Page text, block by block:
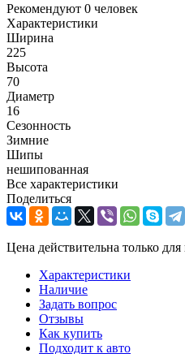
Рекомендуют 0 человек
Характеристики
Ширина
225
Высота
70
Диаметр
16
Сезонность
Зимние
Шипы
нешипованная
Все характеристики
Поделиться
Цена действительна только
Характеристики
Наличие
Задать вопрос
Отзывы
Как купить
Подходит к авто